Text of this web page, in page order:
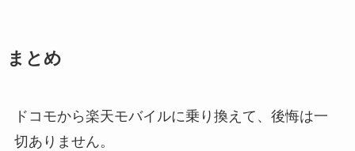
まとめ
ドコモから楽天モバイルに乗り換えて、後悔は一
切ありません。